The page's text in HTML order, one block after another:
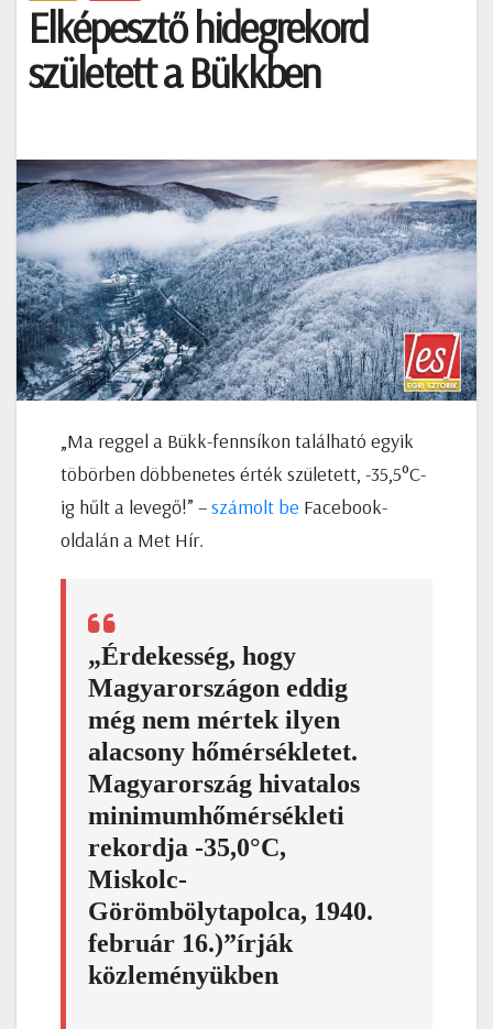
Elképesztő hidegrekord
született a Bükkben
„Ma reggel a Bükk-fennsíkon található egyik
töbörben döbbenetes érték született, -35,5°C-
ig hűlt a levegő!” –számolt be Facebook-
oldalán a Met Hír.
„Érdekesség, hogy
Magyarországon eddig
még nem mértek ilyen
alacsony hőmérsékletet.
Magyarország hivatalos
minimumhőmérsékleti
rekordja -35,0°C,
Miskolc-
Görömbölytapolca, 1940.
február 16.)”írják
közleményükben